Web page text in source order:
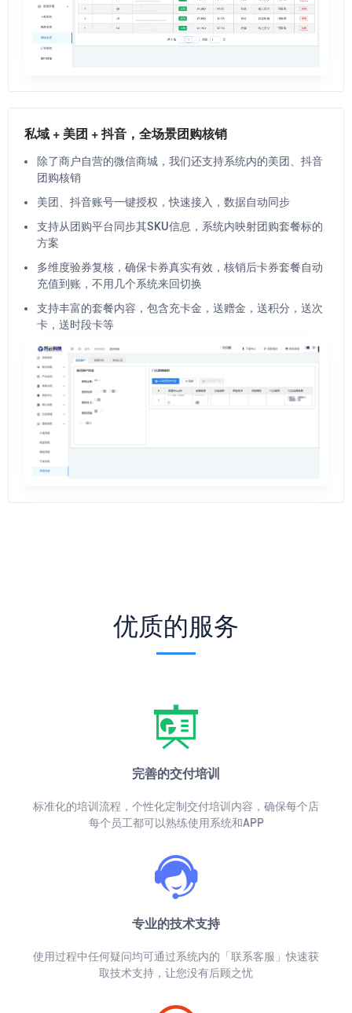
私域 + 美团 + 抖音，全场景团购核销
除了商户自营的微信商城，我们还支持系统内的美团、抖音
团购核销
美团、抖音账号一键授权，快速接入，数据自动同步
支持从团购平台同步其SKU信息，系统内映射团购套餐标的
方案
多维度验券复核，确保卡券真实有效，核销后卡券套餐自动
充值到账，不用几个系统来回切换
支持丰富的套餐内容，包含充卡金，送赠金，送积分，送次
卡，送时段卡等
优质的服务
完善的交付培训
标准化的培训流程，个性化定制交付培训内容，确保每个店
每个员工都可以熟练使用系统和APP
专业的技术支持
使用过程中任何疑问均可通过系统内的「联系客服」快速获
取技术支持，让您没有后顾之忧